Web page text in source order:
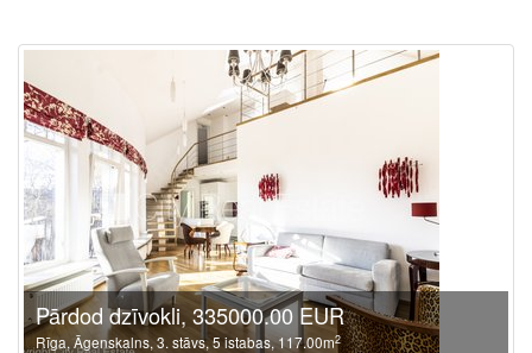
Pārdod dzīvokli, 335000.00 EUR
Rīga, Āgenskalns, 3. stāvs, 5 istabas, 117.00m2